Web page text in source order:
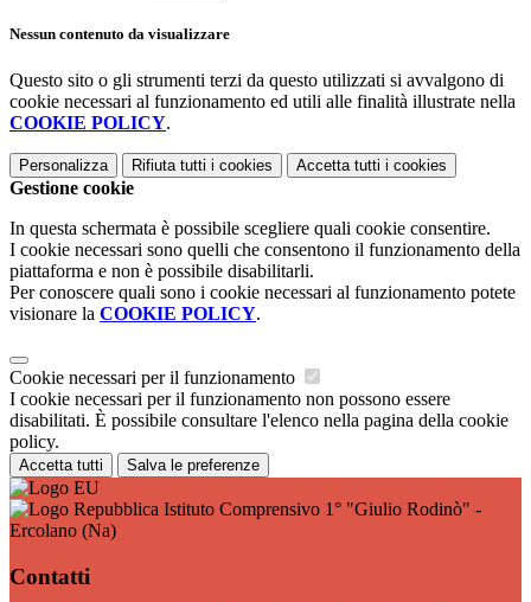
Nessun contenuto da visualizzare
Questo sito o gli strumenti terzi da questo utilizzati si avvalgono di
cookie necessari al funzionamento ed utili alle finalità illustrate nella
COOKIE POLICY.
Personalizza Rifiuta tutti i cookies Accetta tutti i cookies
Gestione cookie
In questa schermata è possibile scegliere quali cookie consentire.
I cookie necessari sono quelli che consentono il funzionamento della
piattaforma e non è possibile disabilitarli.
Per conoscere quali sono i cookie necessari al funzionamento potete
visionare la COOKIE POLICY.
Cookie necessari per il funzionamento
I cookie necessari per il funzionamento non possono essere
disabilitati. È possibile consultare l'elenco nella pagina della cookie
policy.
Accetta tutti Salva le preferenze
Istituto Comprensivo 1° "Giulio Rodinò" -
Ercolano (Na)
Contatti